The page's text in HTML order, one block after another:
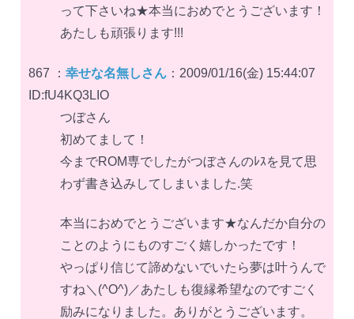
って下さいね★本当におめでとうございます！
あたしも頑張ります!!!
867 ： 幸せな名無しさん ：2009/01/16(金) 15:44:07
ID:fU4KQ3LIO
つぼさん
初めてまして！
今までROM専でしたがつぼさんのﾚｽを見て思
わず書き込みしてしまいました.笑
本当におめでとうございます★なんだか自分の
ことのようにものすごく嬉しかったです！
やっぱり信じて諦めないでいたら夢は叶うんで
すね＼(^O^)／あたしも復縁希望なのですごく
励みになりました。ありがとうございます。